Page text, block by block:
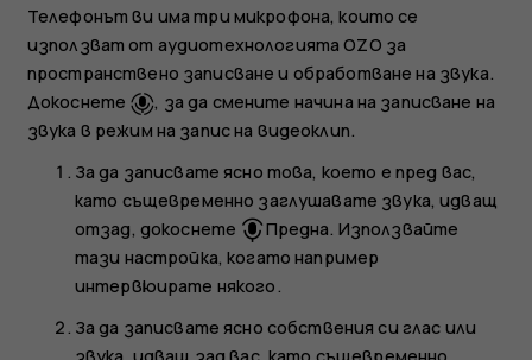
Телефонът ви има три микрофона, които се
използват от аудиотехнологията OZO за
пространствено записване и обработване на звука.
Докоснете
, за да смените начина на записване на
звука в режим на запис на видеоклип.
За да записвате ясно това, което е пред вас,
като същевременно заглушавате звука, идващ
отзад, докоснете
Предна. Използвайте
тази настройка, когато например
интервюирате някого.
За да записвате ясно собствения си глас или
звука, идващ зад вас, като същевременно